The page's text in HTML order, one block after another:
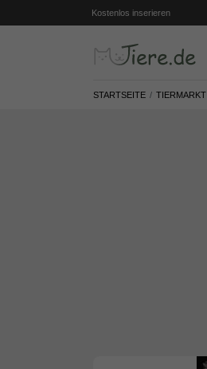
Kostenlos inserieren
STARTSEITE TIERMARKT